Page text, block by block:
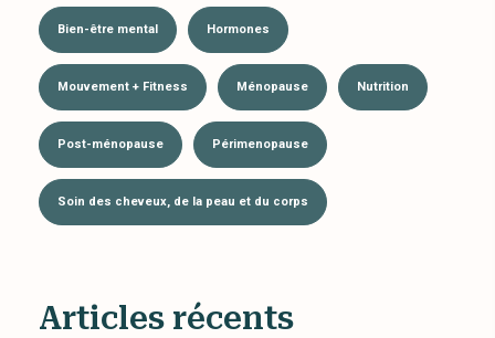
Bien-être mental Hormones
Mouvement + Fitness Ménopause Nutrition
Post-ménopause Périmenopause
Soin des cheveux, de la peau et du corps
Articles récents